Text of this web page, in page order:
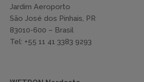
Jardim Aeroporto
São José dos Pinhais, PR
83010-600 – Brasil
Tel: +55 11 41 3383 9293